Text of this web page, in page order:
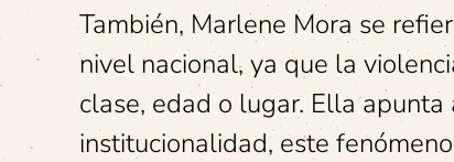
También, Marlene Mora se
nivel nacional, ya que la
clase, edad o lugar. Ella
institucionalidad, este